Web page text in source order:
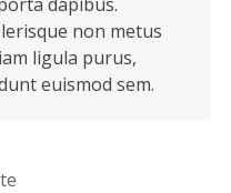
non metus
ligula purus,
euismod sem.